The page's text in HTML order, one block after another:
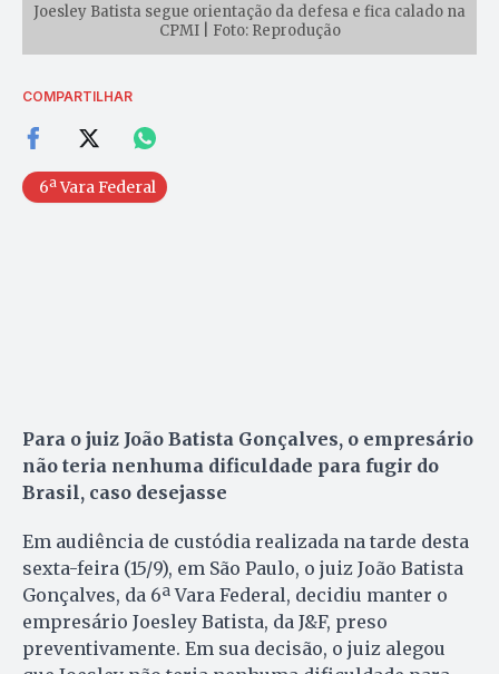
Joesley Batista segue orientação da defesa e fica calado na
CPMI | Foto: Reprodução
COMPARTILHAR
6ª Vara Federal
Para o juiz João Batista Gonçalves, o empresário
não teria nenhuma dificuldade para fugir do
Brasil, caso desejasse
Em audiência de custódia realizada na tarde desta
sexta-feira (15/9), em São Paulo, o juiz João Batista
Gonçalves, da 6ª Vara Federal, decidiu manter o
empresário Joesley Batista, da J&F, preso
preventivamente. Em sua decisão, o juiz alegou